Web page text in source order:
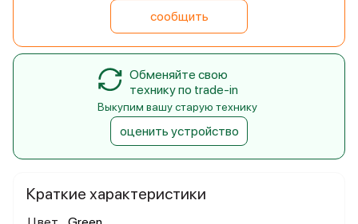
Краткие характеристики
сообщить
Обменяйте свою
технику по trade-in
Выкупим вашу старую технику
оценить устройство